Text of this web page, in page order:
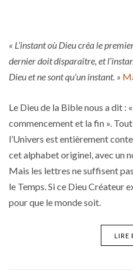
« L’instant où Dieu créa le
dernier doit disparaître, et
Dieu et ne sont qu’un instant. »
Le Dieu de la Bible nous a dit :
commencement et la fin ».
l’Univers est entièrement
cet alphabet originel, avec un
Mais les lettres ne suffisent
le Temps. Si ce Dieu Créateur
pour que le monde soit.
LIRE